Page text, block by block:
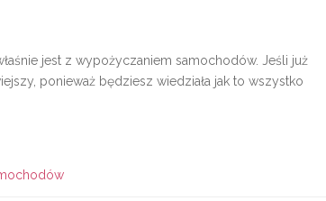
jest z wypożyczaniem samochodów. Jeśli już
ponieważ będziesz wiedziała jak to wszystko